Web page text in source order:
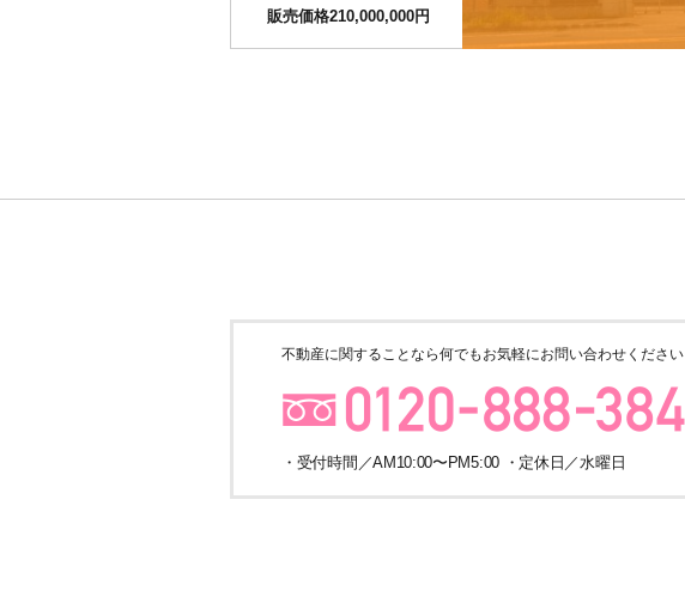
販売価格210,000,000円
不動産に関することなら何でもお気軽にお問い合わせください
・受付時間／AM10:00〜PM5:00 ・定休日／水曜日